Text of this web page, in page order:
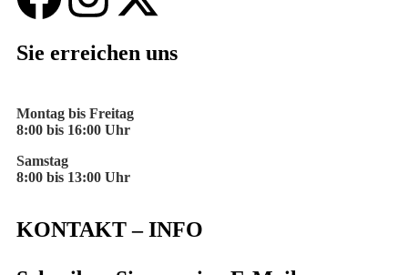
Sie erreichen uns
Montag bis Freitag
8:00 bis 16:00 Uhr
Samstag
8:00 bis 13:00 Uhr
KONTAKT – INFO